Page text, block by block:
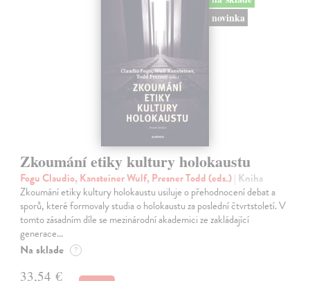
novinka
Zkoumání etiky kultury holokaustu
Fogu Claudio, Kansteiner Wulf, Presner Todd (eds.)| Kniha
Zkoumání etiky kultury holokaustu usiluje o přehodnocení debat a
sporů, které formovaly studia o holokaustu za poslední čtvrtstoletí. V
tomto zásadním díle se mezinárodní akademici ze zakládající
generace…
Na sklade ?
33,54 €